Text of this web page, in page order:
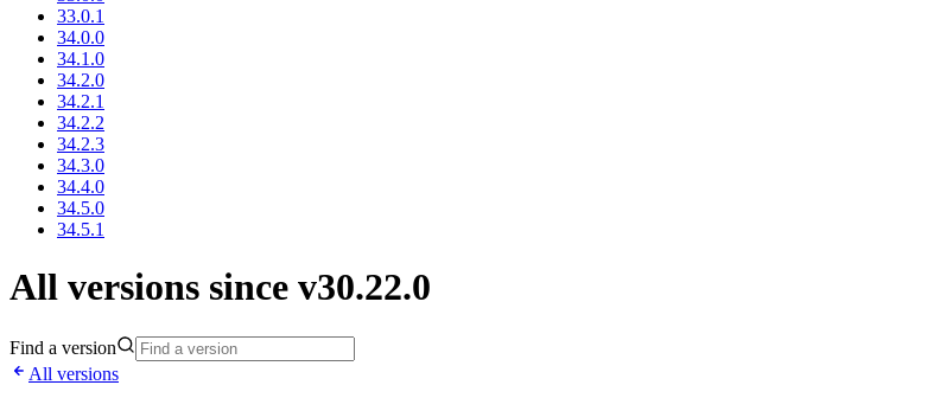
33.0.1
34.0.0
34.1.0
34.2.0
34.2.1
34.2.2
34.2.3
34.3.0
34.4.0
34.5.0
34.5.1
All versions since v30.22.0
Find a version
All versions